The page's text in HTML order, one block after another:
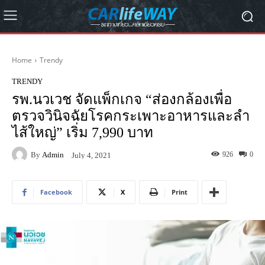
Home Trendy
TRENDY
รพ.นวเวช จัดแพ็กเกจ “ส่องกล้องเพื่อ
ตรวจวินิจฉัยโรคกระเพาะอาหารและลํา
ไส้ใหญ่” เริ่ม 7,990 บาท
By Admin July 4, 2021 0
926
Facebook X Print